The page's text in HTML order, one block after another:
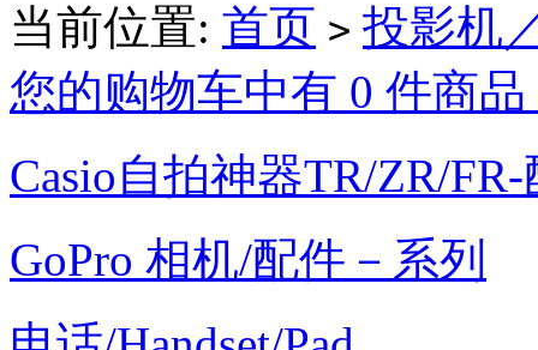
当前位置: 首页 > 投影机
您的购物车中有 0 件商
Casio自拍神器TR/ZR/
GoPro 相机/配件－系列